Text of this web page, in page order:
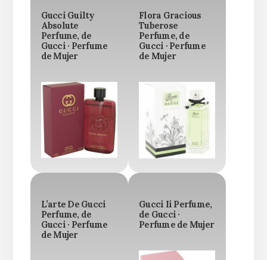
Gucci Guilty
Absolute
Perfume, de
Gucci · Perfume
de Mujer
Flora Gracious
Tuberose
Perfume, de
Gucci · Perfume
de Mujer
L’arte De Gucci
Perfume, de
Gucci · Perfume
de Mujer
Gucci Ii Perfume,
de Gucci ·
Perfume de Mujer